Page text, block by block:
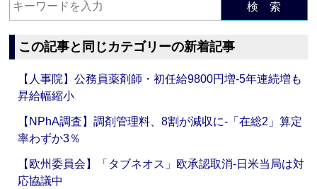
検 索
この記事と同じカテゴリーの新着記事
【人事院】公務員薬剤師・初任給9800円増‐5年連続増も
昇給幅縮小
【NPhA調査】調剤管理料、8割が減収に‐「在総2」算定
率わずか3％
【欧州委員会】「タブネオス」欧承認取消‐日米当局は対
応協議中